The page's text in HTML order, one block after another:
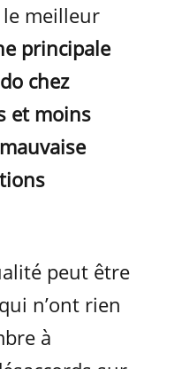
le meilleur
principale
chez
et moins
peut être
n’ont rien
à